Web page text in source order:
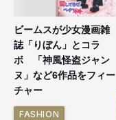
ビームスが少女漫画雑
誌「りぼん」とコラ
ボ 「神風怪盗ジャン
ヌ」など6作品をフィー
チャー
FASHION